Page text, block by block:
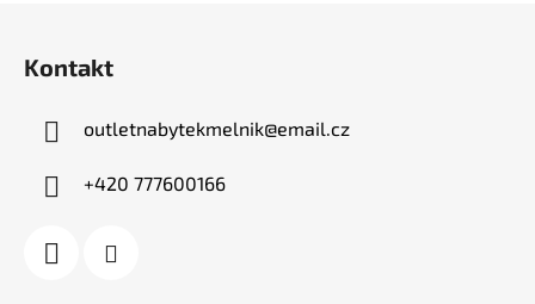
Kontakt
outletnabytekmelnik@email.cz
+420 777600166